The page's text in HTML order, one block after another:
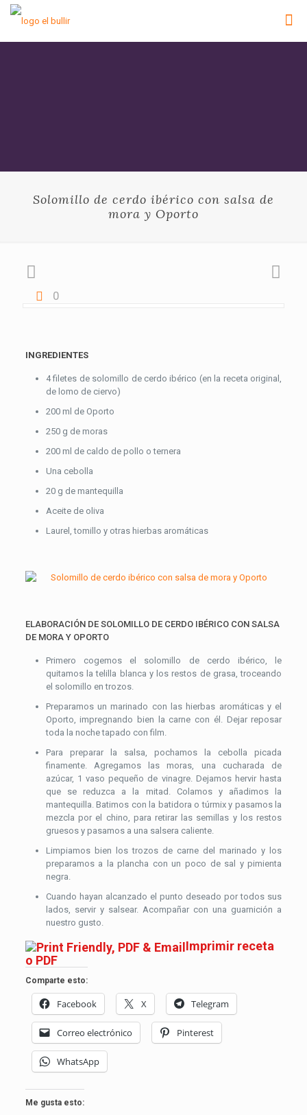
Solomillo de cerdo ibérico con salsa de
mora y Oporto
0
INGREDIENTES
4 filetes de solomillo de cerdo ibérico (en la receta original,
de lomo de ciervo)
200 ml de Oporto
250 g de moras
200 ml de caldo de pollo o ternera
Una cebolla
20 g de mantequilla
Aceite de oliva
Laurel, tomillo y otras hierbas aromáticas
ELABORACIÓN DE SOLOMILLO DE CERDO IBÉRICO CON SALSA
DE MORA Y OPORTO
Primero cogemos el solomillo de cerdo ibérico, le
quitamos la telilla blanca y los restos de grasa, troceando
el solomillo en trozos.
Preparamos un marinado con las hierbas aromáticas y el
Oporto, impregnando bien la carne con él. Dejar reposar
toda la noche tapado con film.
Para preparar la salsa, pochamos la cebolla picada
finamente. Agregamos las moras, una cucharada de
azúcar, 1 vaso pequeño de vinagre. Dejamos hervir hasta
que se reduzca a la mitad. Colamos y añadimos la
mantequilla. Batimos con la batidora o túrmix y pasamos la
mezcla por el chino, para retirar las semillas y los restos
gruesos y pasamos a una salsera caliente.
Limpiamos bien los trozos de carne del marinado y los
preparamos a la plancha con un poco de sal y pimienta
negra.
Cuando hayan alcanzado el punto deseado por todos sus
lados, servir y salsear. Acompañar con una guarnición a
nuestro gusto.
Imprimir receta
o PDF
Comparte esto:
Facebook X Telegram
Correo electrónico Pinterest
WhatsApp
Me gusta esto: